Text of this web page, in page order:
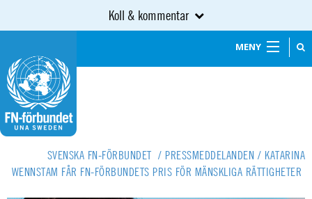
Koll & kommentar
MENY
SVENSKA FN-FÖRBUNDET / PRESSMEDDELANDEN / KATARINA
WENNSTAM FÅR FN-FÖRBUNDETS PRIS FÖR MÄNSKLIGA RÄTTIGHETER